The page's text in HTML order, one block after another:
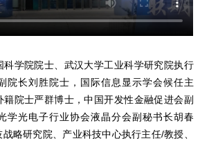
科学院院士、武汉大学工业科学研究院执行
院长刘胜院士，国际信息显示学会候任主
籍院士严群博士，中国开发性金融促进会副
学光电子行业协会液晶分会副秘书长胡春
略研究院、产业科技中心执行主任/教授、